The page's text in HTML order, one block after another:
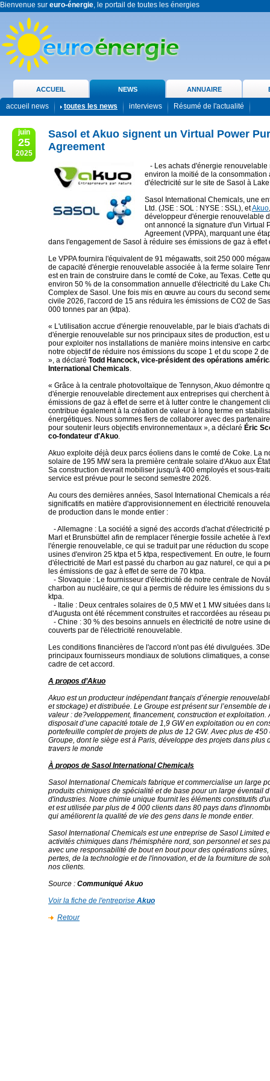
Bienvenue sur euro-énergie, le portail de toutes les énergies
ACCUEIL NEWS ANNUAIRE
accueil news toutes les news interviews Résumé de l'actualité
juin
25
2025
Sasol et Akuo signent un Virtual Power
Agreement
- Les achats d'énergie renouvelable
environ la moitié de la consommation
d'électricité sur le site de Sasol à
Sasol International Chemicals, une
Ltd. (JSE : SOL : NYSE : SSL), etAkuo
développeur d'énergie renouvelable
ont annoncé la signature d'un Virtual
Agreement (VPPA), marquant une
dans l'engagement de Sasol à réduire ses émissions de gaz à effet
Le VPPA fournira l'équivalent de 91 mégawatts, soit 250 000
de capacité d'énergie renouvelable associée à la ferme solaire
est en train de construire dans le comté de Coke, au Texas. Cette
environ 50 % de la consommation annuelle d'électricité du Lake
Complex de Sasol. Une fois mis en œuvre au cours du second
civile 2026, l'accord de 15 ans réduira les émissions de CO2 de
000 tonnes par an (ktpa).
« L'utilisation accrue d'énergie renouvelable, par le biais d'achats
d'énergie renouvelable sur nos principaux sites de production, est
pour exploiter nos installations de manière moins intensive en
notre objectif de réduire nos émissions du scope 1 et du scope 2
», a déclaré Todd Hancock, vice-président des opérations
International Chemicals.
« Grâce à la centrale photovoltaïque de Tennyson, Akuo démontre
d'énergie renouvelable directement aux entreprises qui cherchent
émissions de gaz à effet de serre et à lutter contre le changement
contribue également à la création de valeur à long terme en
énergétiques. Nous sommes fiers de collaborer avec des
pour soutenir leurs objectifs environnementaux », a déclaré Éric
co-fondateur d'Akuo.
Akuo exploite déjà deux parcs éoliens dans le comté de Coke. La
solaire de 195 MW sera la première centrale solaire d'Akuo aux
Sa construction devrait mobiliser jusqu'à 400 employés et sous-
service est prévue pour le second semestre 2026.
Au cours des dernières années, Sasol International Chemicals a
significatifs en matière d'approvisionnement en électricité
de production dans le monde entier :
- Allemagne : La société a signé des accords d'achat d'électricité
Marl et Brunsbüttel afin de remplacer l'énergie fossile achetée à
l'énergie renouvelable, ce qui se traduit par une réduction du
usines d'environ 25 ktpa et 5 ktpa, respectivement. En outre, le
d'électricité de Marl est passé du charbon au gaz naturel, ce qui a
les émissions de gaz à effet de serre de 70 ktpa.
- Slovaquie : Le fournisseur d'électricité de notre centrale de
charbon au nucléaire, ce qui a permis de réduire les émissions du
ktpa.
- Italie : Deux centrales solaires de 0,5 MW et 1 MW situées dans
d'Augusta ont été récemment construites et raccordées au réseau
- Chine : 30 % des besoins annuels en électricité de notre usine
couverts par de l'électricité renouvelable.
Les conditions financières de l'accord n'ont pas été divulguées.
principaux fournisseurs mondiaux de solutions climatiques, a
cadre de cet accord.
A propos d’Akuo
Akuo est un producteur indépendant français d’énergie
et stockage) et distribuée. Le Groupe est présent sur l’ensemble
valeur : de?veloppement, financement, construction et exploitation.
disposait d’une capacité totale de 1,9 GW en exploitation ou en
portefeuille complet de projets de plus de 12 GW. Avec plus de 450
Groupe, dont le siège est à Paris, développe des projets dans plus
travers le monde
À propos de Sasol International Chemicals
Sasol International Chemicals fabrique et commercialise un large
produits chimiques de spécialité et de base pour un large éventail
d'industries. Notre chimie unique fournit les éléments constitutifs
et est utilisée par plus de 4 000 clients dans 80 pays dans
qui améliorent la qualité de vie des gens dans le monde entier.
Sasol International Chemicals est une entreprise de Sasol Limited
activités chimiques dans l'hémisphère nord, son personnel et ses
avec une responsabilité de bout en bout pour des opérations
pertes, de la technologie et de l'innovation, et de la fourniture de
nos clients.
Source : Communiqué Akuo
Voir la fiche de l'entreprise Akuo
Retour